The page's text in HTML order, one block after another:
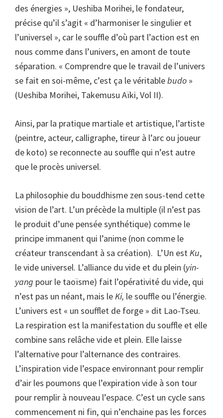
des énergies », Ueshiba Morihei, le fondateur,
précise qu’il s’agit « d’harmoniser le singulier et
l’universel », car le souffle d’où part l’action est en
nous comme dans l’univers, en amont de toute
séparation. « Comprendre que le travail de l’univers
se fait en soi-même, c’est ça le véritablebudo »
(Ueshiba Morihei, Takemusu Aïki, Vol II).
Ainsi, par la pratique martiale et artistique, l’artiste
(peintre, acteur, calligraphe, tireur à l’arc ou joueur
de koto) se reconnecte au souffle qui n’est autre
que le procès universel.
La philosophie du bouddhisme zen sous-tend cette
vision de l’art. L’un précède la multiple (il n’est pas
le produit d’une pensée synthétique) comme le
principe immanent qui l’anime (non comme le
créateur transcendant à sa création). L’Un estKu,
le vide universel. L’alliance du vide et du plein (yin-
yang pour le taoïsme) fait l’opérativité du vide, qui
n’est pas un néant, mais leKi, le souffle ou l’énergie.
L’univers est « un soufflet de forge » dit Lao-Tseu.
La respiration est la manifestation du souffle et elle
combine sans relâche vide et plein. Elle laisse
l’alternative pour l’alternance des contraires.
L’inspiration vide l’espace environnant pour remplir
d’air les poumons que l’expiration vide à son tour
pour remplir à nouveau l’espace. C’est un cycle sans
commencement ni fin, qui n’enchaine pas les forces